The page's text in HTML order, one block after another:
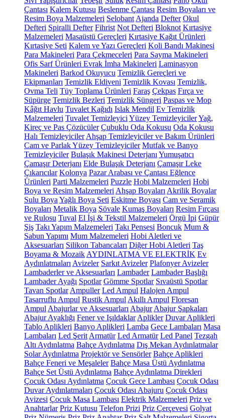
Çantası Kalem Kutusu Beslenme Çantası Resim Boyaları ve
Resim Boya Malzemeleri Selobant Ajanda Defter Okul
Defteri Spiralli Defter Fihrist Not Defteri Bloknot Kırtasiye
Malzemeleri Masaüstü Gereçleri Kırtasiye Kağıt Ürünleri
Kırtasiye Seti Kalem ve Yazı Gereçleri Koli Bandı Makinesi
Para Makineleri Para Çekmeceleri Para Sayma Makineleri
Ofis Sarf Ürünleri Evrak İmha Makineleri Laminasyon
Makineleri Barkod Okuyucu Temizlik Gereçleri ve
Ekipmanları Temizlik Eldiveni Temizlik Kovası Temizlik,
Ovma Teli Tüy Toplama Ürünleri Faraş Çekpas Fırça ve
Süpürge Temizlik Bezleri Temizlik Süngeri Paspas ve Mop
Kâğıt Havlu Tuvalet Kağıdı Islak Mendil Ev Temizlik
Malzemeleri Tuvalet Temizleyici Yüzey TemizleyicilerYağ,
Kireç ve Pas Çözücüler Çubuklu Oda Kokusu Oda Kokusu
Halı Temizleyiciler Ahşap Temizleyiciler ve Bakım Ürünleri
Cam ve Parlak Yüzey Temizleyiciler Mutfak ve Banyo
Temizleyiciler Bulaşık Makinesi Deterjanı Yumuşatıcı
Çamaşır Deterjanı Elde Bulaşık Deterjanı Çamaşır Leke
Çıkarıcılar Kolonya Pazar Arabası ve Çantası Eğlence
Ürünleri Parti Malzemeleri Puzzle Hobi Malzemeleri Hobi
Boya ve Resim Malzemeleri Ahşap Boyaları Akrilik Boyalar
Sulu Boya Yağlı Boya Seti Eskitme Boyası Cam ve Seramik
Boyaları Metalik Boya Şövale Kumaş Boyaları Resim Fırçası
ve Rulosu Tuval El İşi & Tekstil Malzemeleri Örgü İpi Güpür
Şiş Takı Yapım Malzemeleri Takı Pensesi Boncuk Mum &
Sabun Yapımı Mum Malzemeleri Hobi Aletleri ve
Aksesuarları Silikon Tabancaları Diğer Hobi Aletleri Taş
Boyama & Mozaik AYDINLATMA VE ELEKTRİK Ev
Aydınlatmaları Avizeler Sarkıt Avizeler Plafonyer Avizeler
Lambaderler ve Aksesuarları Lambader Lambader Başlığı
Lambader Ayağı Spotlar Gömme Spotlar Sıvaüstü Spotlar
Tavan Spotlar Ampuller Led Ampul Halojen Ampul
Tasarruflu Ampul Rustik Ampul Akıllı Ampul Floresan
Ampul Abajurlar ve Aksesuarları Abajur Abajur Şapkaları
Abajur Ayaklığı Fener ve Işıldaklar Aplikler Duvar Aplikleri
Tablo Aplikleri Banyo Aplikleri Lamba Gece Lambaları Masa
Lambaları Led Şerit Armatür Led Armatür Led Panel Tezgah
Altı Aydınlatma Bahçe Aydınlatma Dış Mekan Aydınlatmalar
Solar Aydınlatma Projektör ve Sensörler Bahçe Aplikleri
Bahçe Feneri ve Meşaleler Bahçe Masa Üstü Aydınlatma
Bahçe Set Üstü Aydınlatma Bahçe Aydınlatma Direkleri
Çocuk Odası Aydınlatma Çocuk Gece Lambası Çocuk Odası
Duvar Aydınlatmaları Çocuk Odası Abajuru Çocuk Odası
Avizesi Çocuk Masa Lambası Elektrik Malzemeleri Priz ve
Anahtarlar Priz Kutusu Telefon Prizi Priz Çerçevesi Golyat